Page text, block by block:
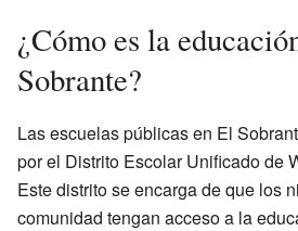
¿Cómo es la
Sobrante?
Las escuelas públicas en El
por el Distrito Escolar Unificado de
Este distrito se encarga de que los
comunidad tengan acceso a la